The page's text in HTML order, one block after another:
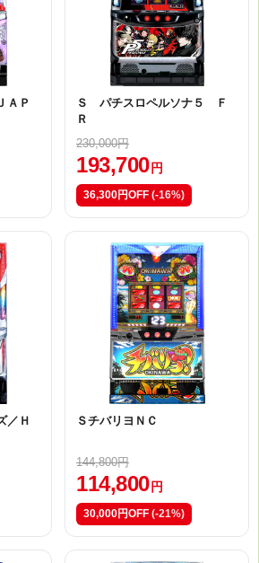
ＡＰ
Ｓ パチスロペルソナ５ Ｆ
Ｒ
230,000円
193,700 円
36,300円OFF (-16%)
／Ｈ
ＳチバリヨＮＣ
144,800円
114,800 円
30,000円OFF (-21%)